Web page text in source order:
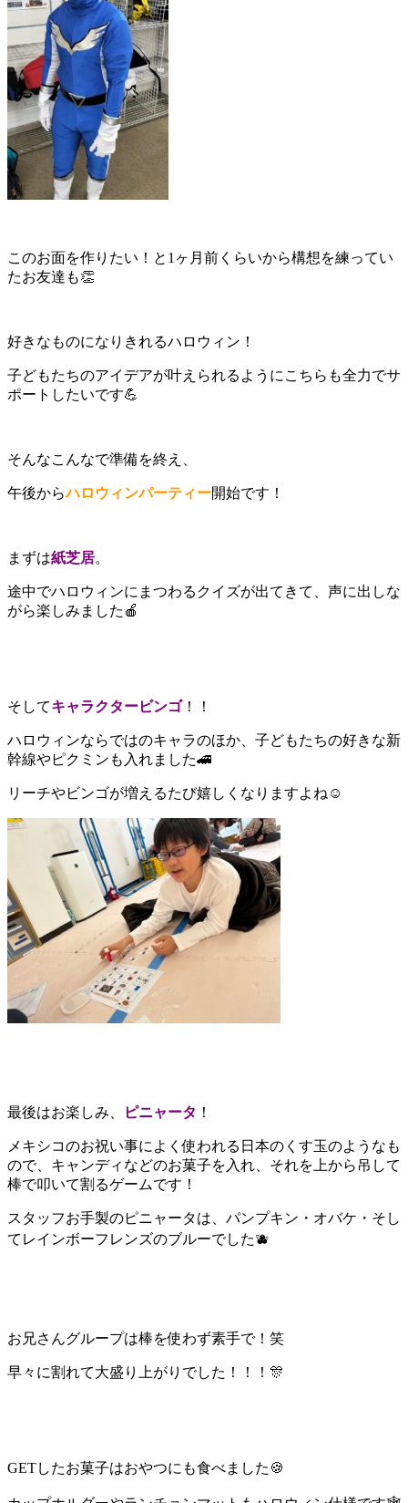
このお面を作りたい！と 1 ヶ月前くらいから構想を練ってい
たお友達も👏
好きなものになりきれるハロウィン！
子どもたちのアイデアが叶えられるようにこちらも全力でサ
ポートしたいです💪
そんなこんなで準備を終え、
午後からハロウィンパーティー開始です！
まずは紙芝居。
途中でハロウィンにまつわるクイズが出てきて、声に出しな
がら楽しみました 🍎
そしてキャラクタービンゴ！！
ハロウィンならではのキャラのほか、子どもたちの好きな新
幹線やピクミンも入れました🚄
リーチやビンゴが増えるたび嬉しくなりますよね ☺️
最後はお楽しみ、 ピニャータ ！
メキシコのお祝い事によく使われる日本のくす玉のようなも
ので、キャンディなどのお菓子を入れ、それを上から吊して
棒で叩いて割るゲームです！
スタッフお手製のピニャータは、 パンプキン・オバケ・そし
てレインボーフレンズのブルーでした🫐
お兄さんグループは棒を使わず素手で！笑
早々に割れて大盛り上がりでした！！！🎊
GETしたお菓子はおやつにも食べました 🍪